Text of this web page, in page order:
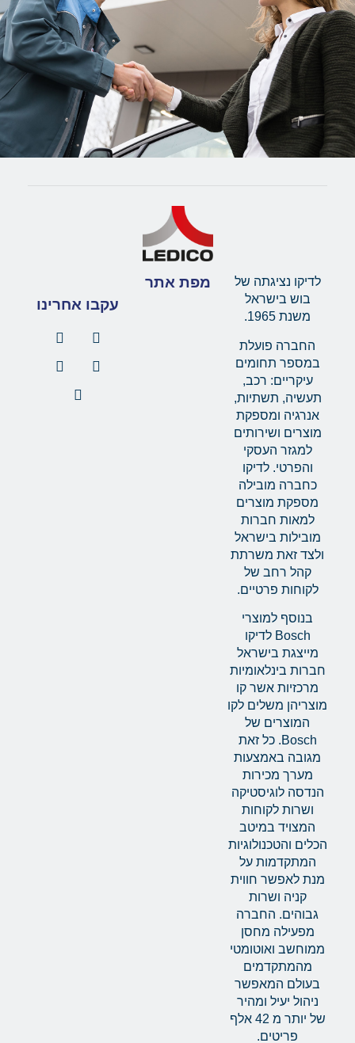
לדיקו נציגתה של
בוש בישראל
משנת 1965.
החברה פועלת
במספר תחומים
עיקריים: רכב,
תעשיה, תשתיות,
אנרגיה ומספקת
מוצרים ושירותים
למגזר העסקי
והפרטי. לדיקו
כחברה מובילה
מספקת מוצרים
למאות חברות
מובילות בישראל
ולצד זאת משרתת
קהל רחב של
לקוחות פרטיים.
בנוסף למוצרי
Bosch לדיקו
מייצגת בישראל
חברות בינלאומיות
מרכזיות אשר קו
מוצריהן משלים לקו
המוצרים של
Bosch. כל זאת
מגובה באמצעות
מערך מכירות
הנדסה לוגיסטיקה
ושרות לקוחות
המצויד במיטב
הכלים והטכנולוגיות
המתקדמות על
מנת לאפשר חווית
קניה ושרות
גבוהים. החברה
מפעילה מחסן
ממוחשב ואוטומטי
מהמתקדמים
בעולם המאפשר
ניהול יעיל ומהיר
של יותר מ 42 אלף
פריטים.
מפת אתר
עקבו אחרינו